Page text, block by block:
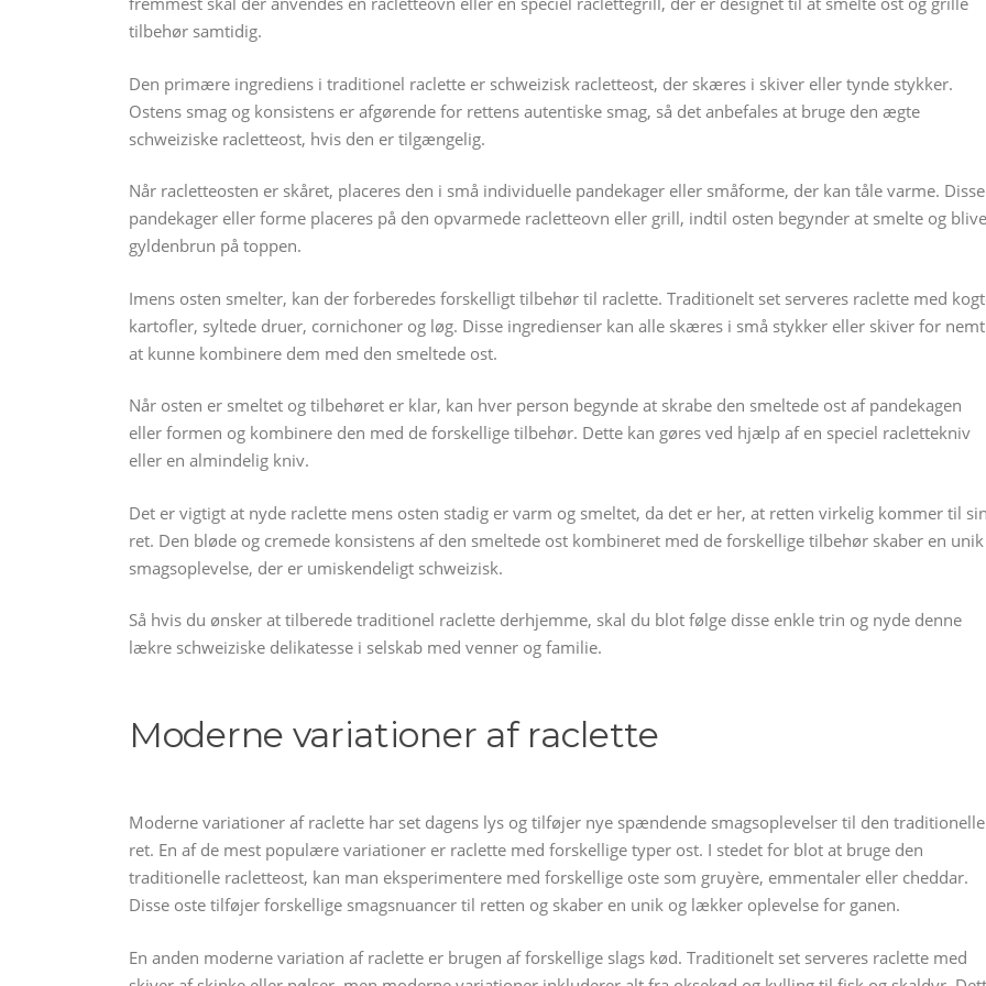
tilbehør samtidig.
Den primære ingrediens i traditionel raclette er schweizisk racletteost, der skæres i skiver eller tynde stykker.
Ostens smag og konsistens er afgørende for rettens autentiske smag, så det anbefales at bruge den ægte
schweiziske racletteost, hvis den er tilgængelig.
Når racletteosten er skåret, placeres den i små individuelle pandekager eller småforme, der kan tåle varme. Disse
pandekager eller forme placeres på den opvarmede racletteovn eller grill, indtil osten begynder at smelte og blive
gyldenbrun på toppen.
Imens osten smelter, kan der forberedes forskelligt tilbehør til raclette. Traditionelt set serveres raclette med
kartofler, syltede druer, cornichoner og løg. Disse ingredienser kan alle skæres i små stykker eller skiver for nemt
at kunne kombinere dem med den smeltede ost.
Når osten er smeltet og tilbehøret er klar, kan hver person begynde at skrabe den smeltede ost af pandekagen
eller formen og kombinere den med de forskellige tilbehør. Dette kan gøres ved hjælp af en speciel raclettekniv
eller en almindelig kniv.
Det er vigtigt at nyde raclette mens osten stadig er varm og smeltet, da det er her, at retten virkelig kommer til
ret. Den bløde og cremede konsistens af den smeltede ost kombineret med de forskellige tilbehør skaber en unik
smagsoplevelse, der er umiskendeligt schweizisk.
Så hvis du ønsker at tilberede traditionel raclette derhjemme, skal du blot følge disse enkle trin og nyde denne
lækre schweiziske delikatesse i selskab med venner og familie.
Moderne variationer af raclette
Moderne variationer af raclette har set dagens lys og tilføjer nye spændende smagsoplevelser til den traditionelle
ret. En af de mest populære variationer er raclette med forskellige typer ost. I stedet for blot at bruge den
traditionelle racletteost, kan man eksperimentere med forskellige oste som gruyère, emmentaler eller cheddar.
Disse oste tilføjer forskellige smagsnuancer til retten og skaber en unik og lækker oplevelse for ganen.
En anden moderne variation af raclette er brugen af forskellige slags kød. Traditionelt set serveres raclette med